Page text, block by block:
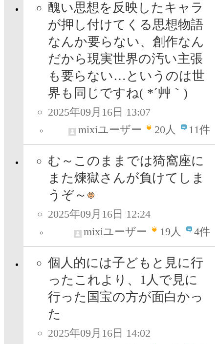
醜い思想を反映したキャラ
が押し付けてくる思想物語
なんか要らない、創作なん
だから現実世界の汚い主張
も要らない…というのは世
界も同じですね( *´艸｀)
2025年09月16日 13:07
mixiユーザー
20人 11件
む～このままでは猗窩座に
また煉󠄁獄さんが負けてしま
うぞ～
2025年09月16日 12:24
mixiユーザー
19人 4件
個人的には子どもと見に行
ったこれより、1人で見に
行った国宝の方が面白かっ
た
2025年09月16日 14:02